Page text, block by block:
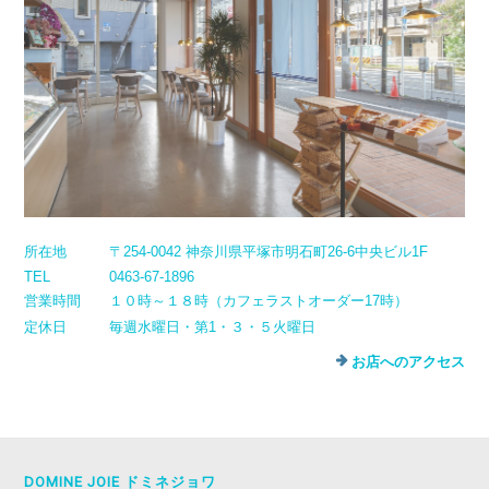
所在地
〒254-0042 神奈川県平塚市明石町26-6中央ビル1F
TEL
0463-67-1896
営業時間
１０時～１８時（カフェラストオーダー17時）
定休日
毎週水曜日・第1・３・５火曜日
お店へのアクセス
DOMINE JOIE ドミネジョワ